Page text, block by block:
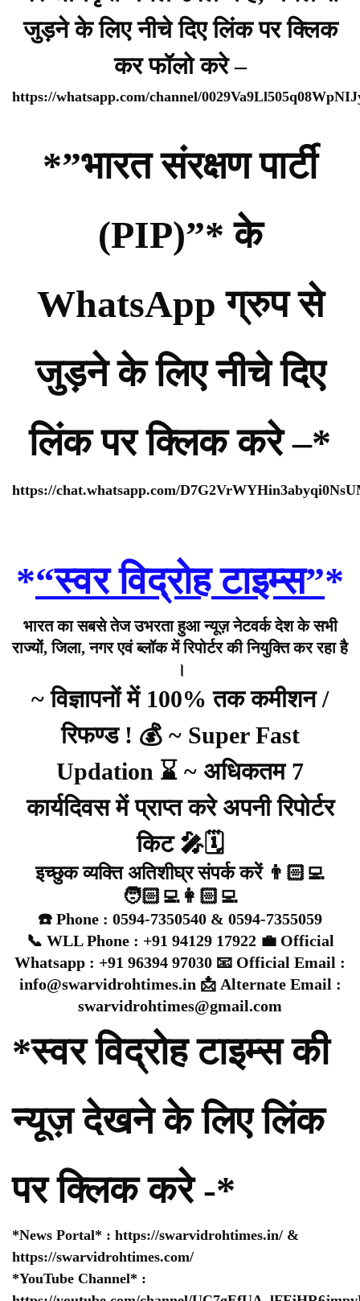
जुड़ने के लिए नीचे दिए लिंक पर क्लिक
कर फॉलो करे –
https://whatsapp.com/channel/
*”भारत संरक्षण पार्टी
(PIP)”* के
WhatsApp ग्रुप से
जुड़ने के लिए नीचे दिए
लिंक पर क्लिक करे –*
https://chat.whatsapp.com/
*“स्वर विद्रोह टाइम्स”*
भारत का सबसे तेज उभरता हुआ न्यूज़ नेटवर्क देश के सभी
राज्यों, जिला, नगर एवं ब्लॉक में रिपोर्टर की नियुक्ति कर रहा है
।
~ विज्ञापनों में 100% तक कमीशन /
रिफण्ड ! 💰 ~ Super Fast
Updation ⌛ ~ अधिकतम 7
कार्यदिवस में प्राप्त करे अपनी रिपोर्टर
किट 🎤🗓️
इच्छुक व्यक्ति अतिशीघ्र संपर्क करें 👨🏻‍💻
🧑🏻‍💻👩🏻‍💻
☎️ Phone : 0594-7350540 & 0594-7355059
📞 WLL Phone : +91 94129 17922 💼 Official
Whatsapp : +91 96394 97030 📧 Official Email :
info@swarvidrohtimes.in 📩 Alternate Email :
swarvidrohtimes@gmail.com
*स्वर विद्रोह टाइम्स की
न्यूज़ देखने के लिए लिंक
पर क्लिक करे -*
*News Portal* : https://swarvidrohtimes.in/ &
https://swarvidrohtimes.com/
*YouTube Channel* :